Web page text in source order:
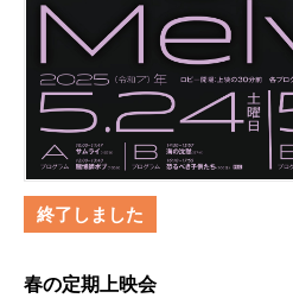
終了しました
春の定期上映会